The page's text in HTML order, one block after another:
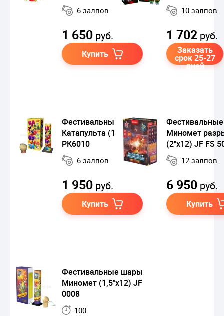
6 залпов
1 650 руб.
Купить
10 залпов
1 702 руб.
Заказать
срок 25-27
дней
Фестивальные шары
Катапульта (1,75"х6)
РК6010
6 залпов
1 950 руб.
Купить
Миномет
(2"x12) JF FS
12 залпов
6 950 руб.
Купить
Фестивальные шары
Миномет (1,5"x12) JF
0008
100